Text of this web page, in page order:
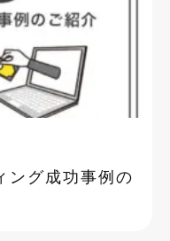
ング成功事例の